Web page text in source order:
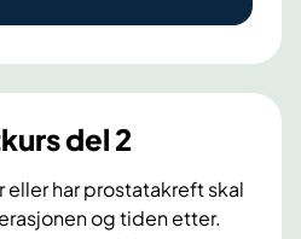
del 2
eller har prostatakreft skal
og tiden etter.